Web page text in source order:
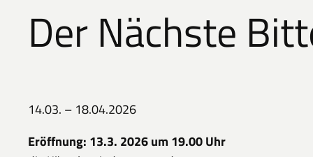
Der Nächste
14.03. – 18.04.2026
Eröffnung: 13.3. 2026 um 19.00 Uhr